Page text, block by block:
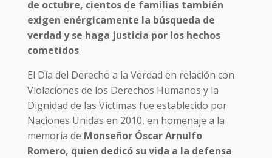
de octubre, cientos de familias también
exigen enérgicamente la búsqueda de
verdad y se haga justicia por los hechos
cometidos.
El Día del Derecho a la Verdad en relación con
Violaciones de los Derechos Humanos y la
Dignidad de las Víctimas fue establecido por
Naciones Unidas en 2010, en homenaje a la
memoria de Monseñor Óscar Arnulfo
Romero, quien dedicó su vida a la defensa